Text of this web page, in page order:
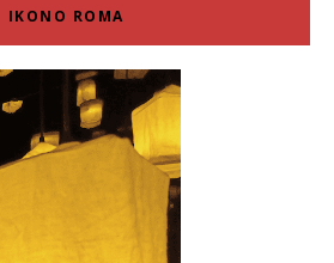
IKONO ROMA